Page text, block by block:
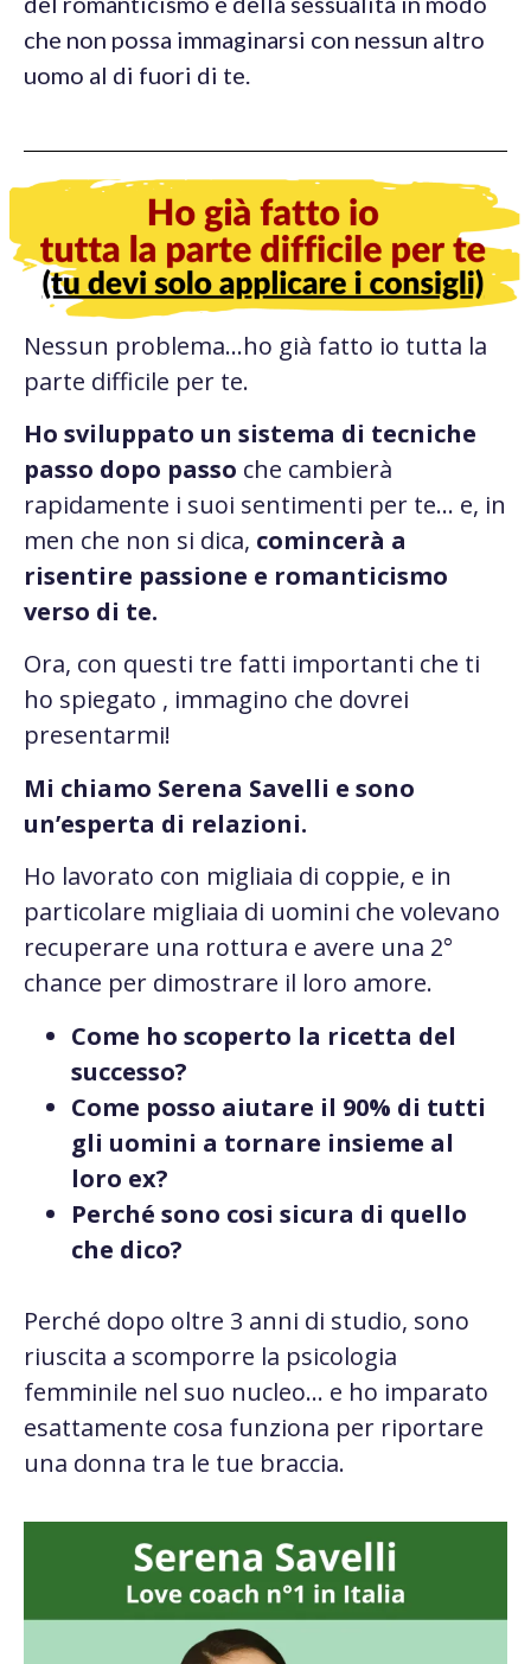
che non possa immaginarsi con nessun altro
uomo al di fuori di te.
Nessun problema…ho già fatto io tutta la
parte difficile per te.
Ho sviluppato un sistema di tecniche
passo dopo passo che cambierà
rapidamente i suoi sentimenti per te… e, in
men che non si dica, comincerà a
risentire passione e romanticismo
verso di te.
Ora, con questi tre fatti importanti che ti
ho spiegato , immagino che dovrei
presentarmi!
Mi chiamo Serena Savelli e sono
un’esperta di relazioni.
Ho lavorato con migliaia di coppie, e in
particolare migliaia di uomini che volevano
recuperare una rottura e avere una 2°
chance per dimostrare il loro amore.
Come ho scoperto la ricetta del
successo?
Come posso aiutare il 90% di tutti
gli uomini a tornare insieme al
loro ex?
Perché sono cosi sicura di quello
che dico?
Perché dopo oltre 3 anni di studio, sono
riuscita a scomporre la psicologia
femminile nel suo nucleo… e ho imparato
esattamente cosa funziona per riportare
una donna tra le tue braccia.